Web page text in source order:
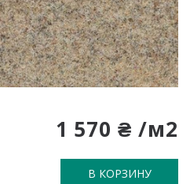
1 570 ₴ /м2
В КОРЗИНУ